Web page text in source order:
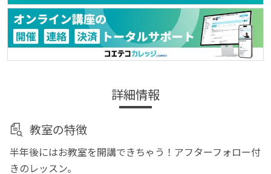
詳細情報
教室の特徴
半年後にはお教室を開講できちゃう！アフターフォロー付
きのレッスン。